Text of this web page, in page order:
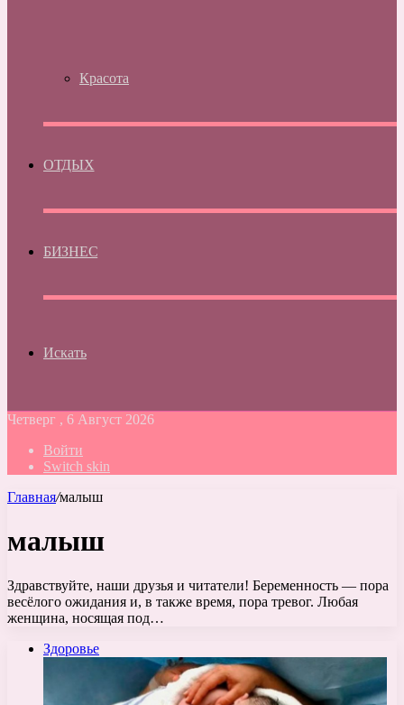
Красота
ОТДЫХ
БИЗНЕС
Искать
Четверг , 6 Август 2026
Войти
Switch skin
Главная/малыш
малыш
Здравствуйте, наши друзья и читатели! Беременность — пора
весёлого ожидания и, в также время, пора тревог. Любая
женщина, носящая под…
Здоровье